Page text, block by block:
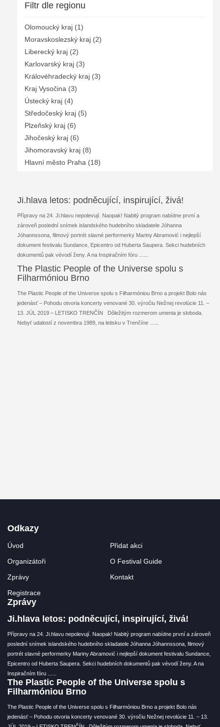
Filtr dle regionu
Olomoucký kraj (1)
Moravskoslezský kraj (2)
Liberecký kraj (2)
Karlovarský kraj (3)
Královéhradecký kraj (3)
Kraj Vysočina (3)
Ústecký kraj (4)
Středočeský kraj (5)
Plzeňský kraj (6)
Jihočeský kraj (6)
Jihomoravský kraj (8)
Hlavní město Praha (18)
Ji.hlava letos: podněcující, inspirující, živá!
Přípravy na 24. Ji.hlavu nepolevují. Naopak! Nabitý program nabídne první a
zároveň poslední snímek islandského hudebního skladatele Jóhanna
Jóhannssona, filmový portrét slavné performerky Mariny Abramović i nejlepší
dokument festivalu Sundance, Epicentro od Huberta Saupera. Sekci hudebních
dokumentů pak vévodí ženy. A na Inspiračním fóru ...
The Plastic People of the Universe spolu s
Filharmóniou Brno
The Plastic People of the Universe spolu s Filharmóniou Brno a projekt Bolo nás
jedenásť – Pohodu otvoria koncerty venované 30. výročiu Nežnej revolúcie 11. –
13. JÚL 2019 – LETISKO TRENČÍN Dôležitým rozmerom umenia je sloboda.
Nebyť udalostí z novembra 1989, na letisku v Trenčíne ...
Odkazy
Úvod
Přidat akci
Organizátoři
O Festival Guide
Zprávy
Kontakt
Registrace
Zprávy
Ji.hlava letos: podněcující, inspirující, živá!
Přípravy na 24. Ji.hlavu nepolevují. Naopak! Nabitý program nabídne první a zároveň
poslední snímek islandského hudebního skladatele Jóhanna Jóhannssona, filmový
portrét slavné performerky Mariny Abramović i nejlepší dokument festivalu Sundance,
Epicentro od Huberta Saupera. Sekci hudebních dokumentů pak vévodí ženy. A na
Inspiračním fóru ...
The Plastic People of the Universe spolu s
Filharmóniou Brno
The Plastic People of the Universe spolu s Filharmóniou Brno a projekt Bolo nás
jedenásť – Pohodu otvoria koncerty venované 30. výročiu Nežnej revolúcie 11. – 13.